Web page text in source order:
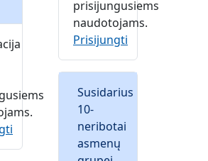
prisijungusiems
naudotojams.
Prisijungti
Susidarius
10-
neribotai
asmenų